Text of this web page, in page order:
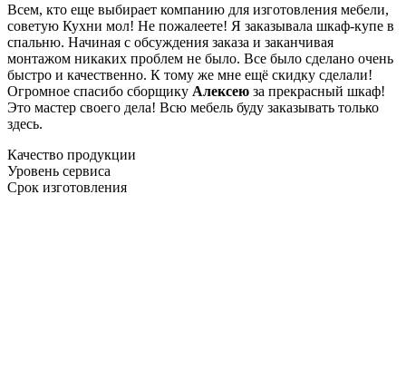
Всем, кто еще выбирает компанию для изготовления мебели,
советую Кухни мол! Не пожалеете! Я заказывала шкаф-купе в
спальню. Начиная с обсуждения заказа и заканчивая
монтажом никаких проблем не было. Все было сделано очень
быстро и качественно. К тому же мне ещё скидку сделали!
Огромное спасибо сборщику Алексею за прекрасный шкаф!
Это мастер своего дела! Всю мебель буду заказывать только
здесь.
Качество продукции
Уровень сервиса
Срок изготовления